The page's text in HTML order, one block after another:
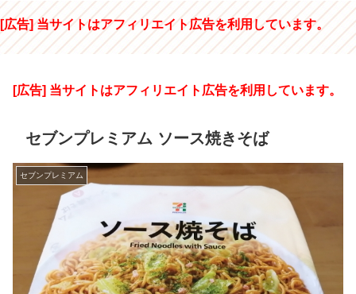
[広告] 当サイトはアフィリエイト広告を利用しています。
[広告] 当サイトはアフィリエイト広告を利用しています。
セブンプレミアム ソース焼きそば
セブンプレミアム